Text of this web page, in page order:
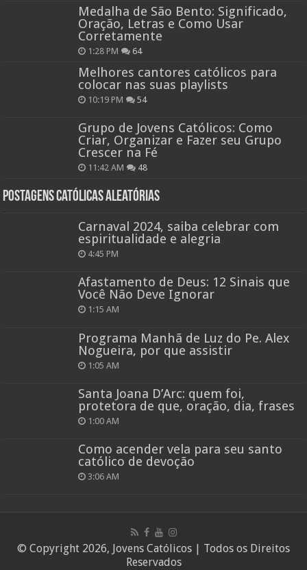
Medalha de São Bento: Significado,
Oração, Letras e Como Usar
Corretamente
1:28 PM 64
Melhores cantores católicos para
colocar nas suas playlists
10:19 PM 54
Grupo de Jovens Católicos: Como
Criar, Organizar e Fazer seu Grupo
Crescer na Fé
11:42 AM 48
Postagens católicas aleatórias
Carnaval 2024, saiba celebrar com
espiritualidade e alegria
4:45 PM
Afastamento de Deus: 12 Sinais que
Você Não Deve Ignorar
1:15 AM
Programa Manhã de Luz do Pe. Alex
Nogueira, por que assistir
1:05 AM
Santa Joana D’Arc: quem foi,
protetora de que, oração, dia, frases
1:00 AM
Como acender vela para seu santo
católico de devoção
3:06 AM
© Copyright 2026, Jovens Católicos | Todos os Direitos
Reservados